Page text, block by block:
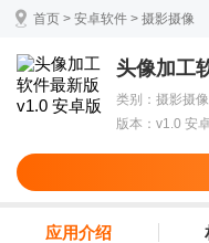
首页 > 安卓软件 > 摄影摄像
头像加工
类别：摄影摄像
版本：v1.0 安
应用介绍